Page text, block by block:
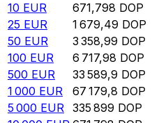
10 EUR 671,798 DOP
25 EUR 1 679,49 DOP
50 EUR 3 358,99 DOP
100 EUR 6 717,98 DOP
500 EUR 33 589,9 DOP
1 000 EUR 67 179,8 DOP
5 000 EUR 335 899 DOP